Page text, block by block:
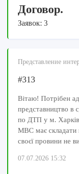
Договор.
Заявок: 3
Представление
#313
Вітаю! Потрібен
представництво в
по ДТП у м.
МВС має складати
своєї провини
07.07.2026 15:32